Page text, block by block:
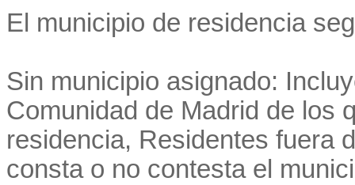
El municipio de residencia
Sin municipio asignado:
Comunidad de Madrid de los
residencia, Residentes fuera
consta o no contesta el